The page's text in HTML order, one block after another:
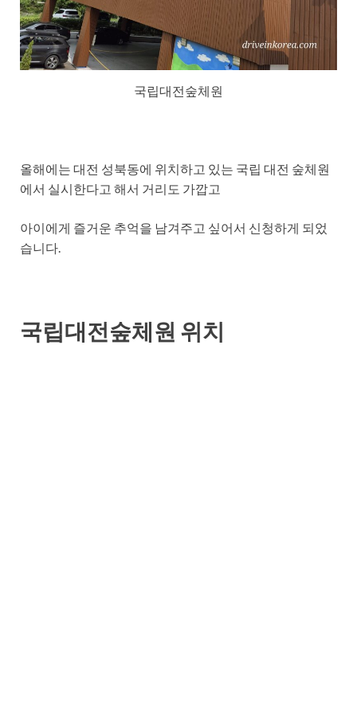
국립대전숲체원
올해에는 대전 성북동에 위치하고 있는 국립 대전 숲체원
에서 실시한다고 해서 거리도 가깝고
아이에게 즐거운 추억을 남겨주고 싶어서 신청하게 되었
습니다.
국립대전숲체원 위치